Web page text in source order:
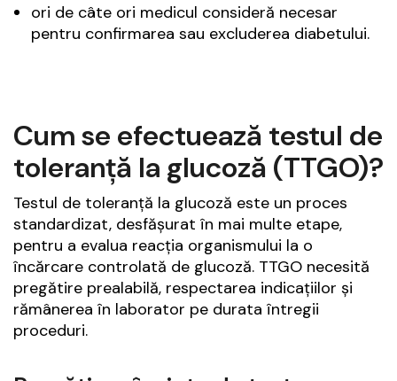
ori de câte ori medicul consideră necesar
pentru confirmarea sau excluderea diabetului.
Cum se efectuează testul de
toleranță la glucoză (TTGO)?
Testul de toleranță la glucoză este un proces
standardizat, desfășurat în mai multe etape,
pentru a evalua reacția organismului la o
încărcare controlată de glucoză. TTGO necesită
pregătire prealabilă, respectarea indicațiilor și
rămânerea în laborator pe durata întregii
proceduri.